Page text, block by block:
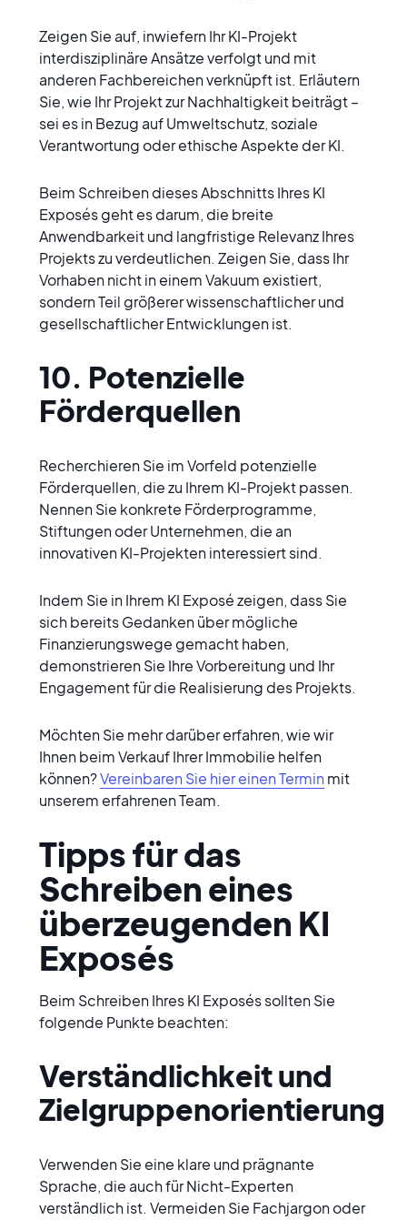
Zeigen Sie auf, inwiefern Ihr KI-Projekt
interdisziplinäre Ansätze verfolgt und mit
anderen Fachbereichen verknüpft ist. Erläutern
Sie, wie Ihr Projekt zur Nachhaltigkeit beiträgt –
sei es in Bezug auf Umweltschutz, soziale
Verantwortung oder ethische Aspekte der KI.
Beim Schreiben dieses Abschnitts Ihres KI
Exposés geht es darum, die breite
Anwendbarkeit und langfristige Relevanz Ihres
Projekts zu verdeutlichen. Zeigen Sie, dass Ihr
Vorhaben nicht in einem Vakuum existiert,
sondern Teil größerer wissenschaftlicher und
gesellschaftlicher Entwicklungen ist.
10. Potenzielle
Förderquellen
Recherchieren Sie im Vorfeld potenzielle
Förderquellen, die zu Ihrem KI-Projekt passen.
Nennen Sie konkrete Förderprogramme,
Stiftungen oder Unternehmen, die an
innovativen KI-Projekten interessiert sind.
Indem Sie in Ihrem KI Exposé zeigen, dass Sie
sich bereits Gedanken über mögliche
Finanzierungswege gemacht haben,
demonstrieren Sie Ihre Vorbereitung und Ihr
Engagement für die Realisierung des Projekts.
Möchten Sie mehr darüber erfahren, wie wir
Ihnen beim Verkauf Ihrer Immobilie helfen
können? Vereinbaren Sie hier einen Termin mit
unserem erfahrenen Team.
Tipps für das
Schreiben eines
überzeugenden KI
Exposés
Beim Schreiben Ihres KI Exposés sollten Sie
folgende Punkte beachten:
Verständlichkeit und
Zielgruppenorientierung
Verwenden Sie eine klare und prägnante
Sprache, die auch für Nicht-Experten
verständlich ist. Vermeiden Sie Fachjargon oder